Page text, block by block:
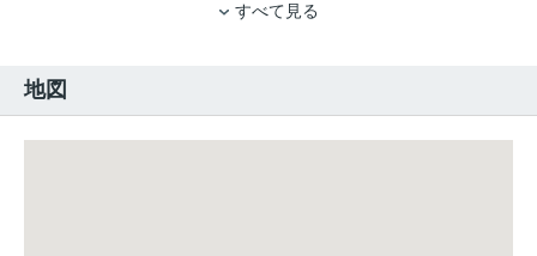
すべて見る
地図